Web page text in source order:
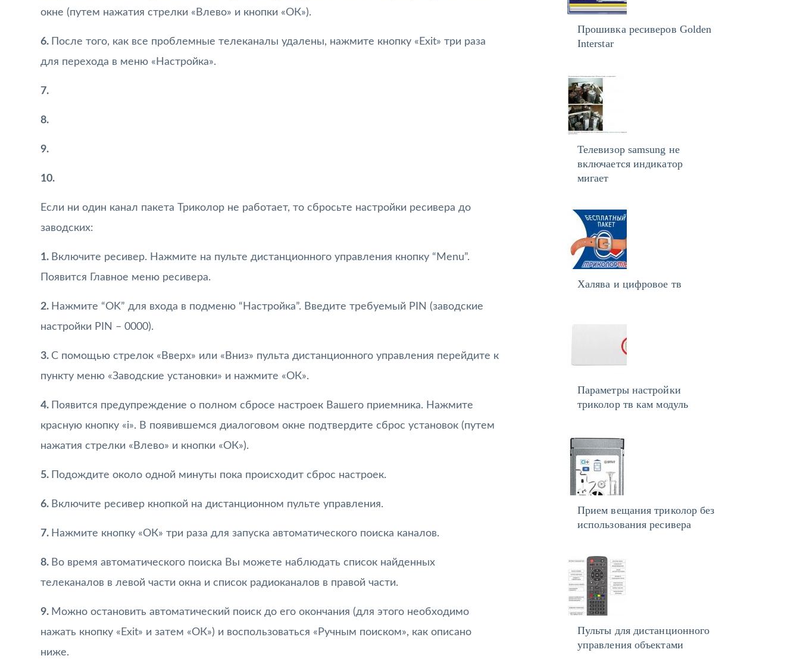
окне (путем нажатия стрелки «Влево» и кнопки «ОК»).
6. После того, как все проблемные телеканалы удалены, нажмите кнопку «Exit» три раза
для перехода в меню «Настройка».
7.
8.
9.
10.
Если ни один канал пакета Триколор не работает, то сбросьте настройки ресивера до
заводских:
1. Включите ресивер. Нажмите на пульте дистанционного управления кнопку “Menu”.
Появится Главное меню ресивера.
2. Нажмите “OK” для входа в подменю “Настройка”. Введите требуемый PIN (заводские
настройки PIN – 0000).
3. С помощью стрелок «Вверх» или «Вниз» пульта дистанционного управления перейдите к
пункту меню «Заводские установки» и нажмите «ОК».
4. Появится предупреждение о полном сбросе настроек Вашего приемника. Нажмите
красную кнопку «i». В появившемся диалоговом окне подтвердите сброс установок (путем
нажатия стрелки «Влево» и кнопки «ОК»).
5. Подождите около одной минуты пока происходит сброс настроек.
6. Включите ресивер кнопкой на дистанционном пульте управления.
7. Нажмите кнопку «ОК» три раза для запуска автоматического поиска каналов.
8. Во время автоматического поиска Вы можете наблюдать список найденных
телеканалов в левой части окна и список радиоканалов в правой части.
9. Можно остановить автоматический поиск до его окончания (для этого необходимо
нажать кнопку «Exit» и затем «ОК») и воспользоваться «Ручным поиском», как описано
ниже.
Прошивка ресиверов Golden
Interstar
Телевизор samsung не
включается индикатор
мигает
Халява и цифровое тв
Параметры настройки
триколор тв кам модуль
Прием вещания триколор без
использования ресивера
Пульты для дистанционного
управления объектами